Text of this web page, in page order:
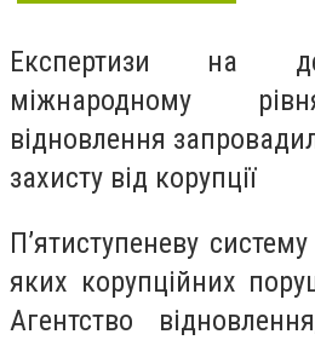
Експертизи на
міжнародному
відновлення
захисту від корупції
Пʼятиступеневу
яких корупційних
Агентство